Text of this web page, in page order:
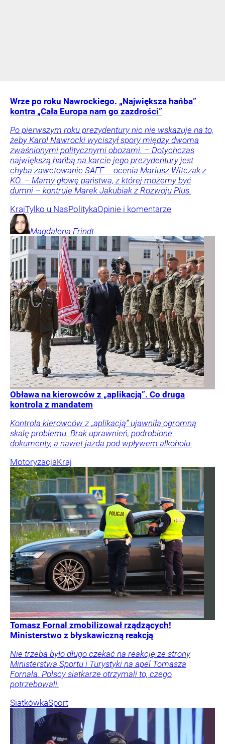
Wrze po roku Nawrockiego. „Największa hańba”
kontra „Cała Europa nam go zazdrości”
Po pierwszym roku prezydentury nic nie wskazuje na to,
żeby Karol Nawrocki wyciszył spory między dwoma
zwaśnionymi politycznymi obozami. – Dotychczas
największą hańbą na karcie jego prezydentury jest
chyba zawetowanie SAFE – ocenia Mariusz Witczak z
KO. – Mamy głowę państwa, z której możemy być
dumni – kontruje Marek Jakubiak z Rozwoju Plus.
KrajTylko u NasPolitykaOpinie i komentarze
Magdalena Frindt
Obława na kierowców z „aplikacją”. Co druga
kontrola z mandatem
Kontrola kierowców z „aplikacją” ujawniła ogromną
skalę problemu. Brak uprawnień, podrobione
dokumenty, a nawet jazda pod wpływem alkoholu.
MotoryzacjaKraj
Tomasz Fornal zmobilizował rządzących!
Ministerstwo z błyskawiczną reakcją
Nie trzeba było długo czekać na reakcję ze strony
Ministerstwa Sportu i Turystyki na apel Tomasza
Fornala. Polscy siatkarze otrzymali to, czego
potrzebowali.
SiatkówkaSport